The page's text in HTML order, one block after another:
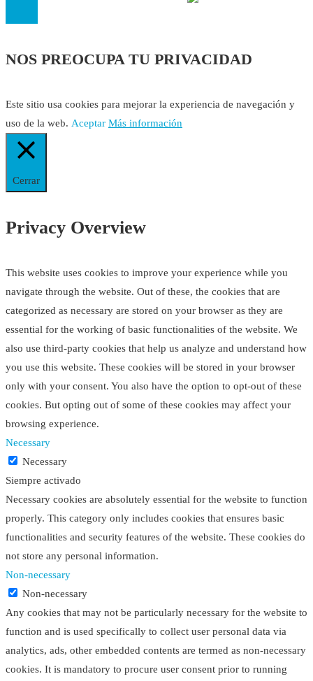
NOS PREOCUPA TU PRIVACIDAD
Este sitio usa cookies para mejorar la experiencia de navegación y
uso de la web. Aceptar Más información
Cerrar
Privacy Overview
This website uses cookies to improve your experience while you
navigate through the website. Out of these, the cookies that are
categorized as necessary are stored on your browser as they are
essential for the working of basic functionalities of the website. We
also use third-party cookies that help us analyze and understand how
you use this website. These cookies will be stored in your browser
only with your consent. You also have the option to opt-out of these
cookies. But opting out of some of these cookies may affect your
browsing experience.
Necessary
Necessary
Siempre activado
Necessary cookies are absolutely essential for the website to function
properly. This category only includes cookies that ensures basic
functionalities and security features of the website. These cookies do
not store any personal information.
Non-necessary
Non-necessary
Any cookies that may not be particularly necessary for the website to
function and is used specifically to collect user personal data via
analytics, ads, other embedded contents are termed as non-necessary
cookies. It is mandatory to procure user consent prior to running